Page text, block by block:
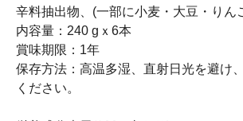
辛料抽出物、(一部に小麦・大豆・りん
内容量：240 gｘ6本
賞味期限：1年
保存方法：高温多湿、直射日光を避け
ください。